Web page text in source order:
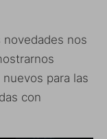
nos
para las
con